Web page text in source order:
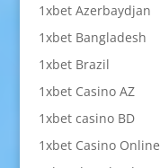
1xbet Azerbaydjan
1xbet Bangladesh
1xbet Brazil
1xbet Casino AZ
1xbet casino BD
1xbet Casino Online